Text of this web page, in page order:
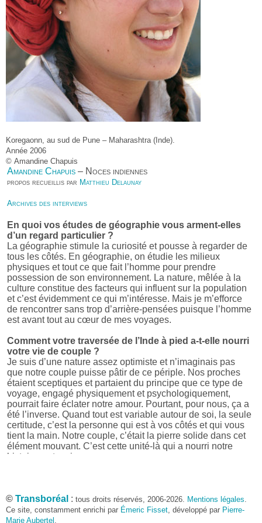
Koregaonn, au sud de Pune – Maharashtra (Inde).
Année 2006
© Amandine Chapuis
Amandine Chapuis – Noces indiennes
propos recueillis par Matthieu Delaunay
Archives des interviews
En quoi vos études de géographie vous arment-elles
d’un regard particulier ?
La géographie stimule la curiosité et pousse à regarder de
tous les côtés. En géographie, on étudie les milieux
physiques et tout ce que fait l’homme pour prendre
possession de son environnement. La nature, mêlée à la
culture constitue des facteurs qui influent sur la population
et c’est évidemment ce qui m’intéresse. Mais je m’efforce
de rencontrer sans trop d’arrière-pensées puisque l’homme
est avant tout au cœur de mes voyages.
Comment votre traversée de l’Inde à pied a-t-elle nourri
votre vie de couple ?
Je suis d’une nature assez optimiste et n’imaginais pas
que notre couple puisse pâtir de ce périple. Nos proches
étaient sceptiques et partaient du principe que ce type de
voyage, engagé physiquement et psychologiquement,
pourrait faire éclater notre amour. Pourtant, pour nous, ça a
été l’inverse. Quand tout est variable autour de soi, la seule
certitude, c’est la personne qui est à vos côtés et qui vous
tient la main. Notre couple, c’était la pierre solide dans cet
élément mouvant. C’est cette unité-là qui a nourri notre
histoire, notre vie.
Depuis que je suis rentrée de voyage, je n’ai lu, écouté et
regardé que des choses concernant l’Inde. Éric et moi
avons ressenti un besoin tenace de nous plonger dans
© Transboréal : tous droits réservés, 2006-2026. Mentions légales.
Ce site, constamment enrichi par Émeric Fisset, développé par Pierre-
Marie Aubertel ,